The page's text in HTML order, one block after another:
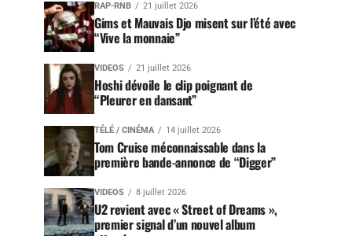
RAP-RNB 21 juillet 2026
Gims et Mauvais Djo misent sur l’été avec
“Vive la monnaie”
VIDEOS 21 juillet 2026
Hoshi dévoile le clip poignant de
“Pleurer en dansant”
TÉLÉ / CINÉMA 14 juillet 2026
Tom Cruise méconnaissable dans la
première bande-annonce de “Digger”
VIDEOS 8 juillet 2026
U2 revient avec « Street of Dreams »,
premier signal d’un nouvel album